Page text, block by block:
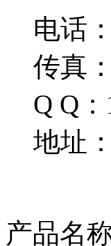
电话
传真
Q Q
地址
产品名